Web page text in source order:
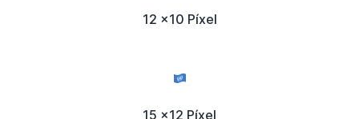
12 x10 Píxel
15 x12 Píxel